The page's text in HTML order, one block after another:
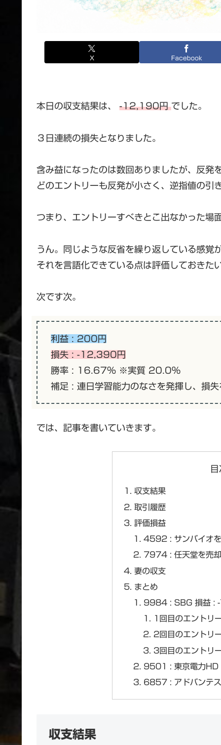
X Facebook
本日の収支結果は、 -12,190円でした。
３日連続の損失となりました。
含み益になったのは数回ありましたが、反発
どのエントリーも反発が小さく、逆指値の引
つまり、エントリーすべきとこ出なかった場
うん。同じような反省を繰り返している感覚
それを言語化できている点は評価しておきた
次です次。
利益 : 200円
損失 : -12,390円
勝率 : 16.67% ※実質 20.0%
補足 : 連日学習能力のなさを発揮し、損
では、記事を書いていきます。
収支結果
取引履歴
評価損益
4592 : サンバイオ
7974 : 任天堂を売
妻の収支
まとめ
9984 : SBG 損益 :
1回目のエントリ
2回目のエントリ
3回目のエントリ
9501 : 東京電力
6857 : アドバンテ
収支結果